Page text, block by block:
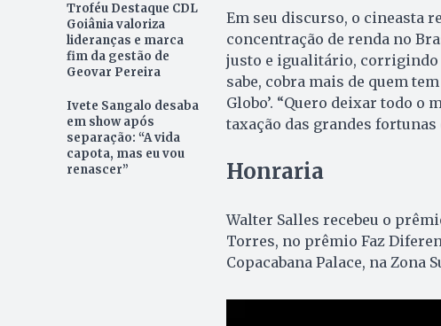
Troféu Destaque CDL
Goiânia valoriza
lideranças e marca
fim da gestão de
Geovar Pereira
Ivete Sangalo desaba
em show após
separação: “A vida
capota, mas eu vou
renascer”
Em seu discurso, o cineasta
concentração de renda no
justo e igualitário, corrigindo
sabe, cobra mais de quem
Globo’. “Quero deixar todo o
taxação das grandes
Honraria
Walter Salles recebeu o
Torres, no prêmio Faz
Copacabana Palace, na Zona